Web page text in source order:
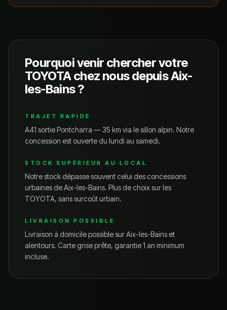
Pourquoi venir chercher votre
TOYOTAchez nous depuisAix-
les-Bains?
TRAJET RAPIDE
A41 sortie Pontcharra — 35 km via le sillon alpin. Notre
concession est ouverte du lundi au samedi.
STOCK SUPÉRIEUR AU LOCAL
Notre stock dépasse souvent celui des concessions
urbaines deAix-les-Bains. Plus de choix sur les
TOYOTA, sans surcoût urbain.
LIVRAISON POSSIBLE
Livraison à domicile possible surAix-les-Bains et
alentours. Carte grise prête, garantie 1 an minimum
incluse.